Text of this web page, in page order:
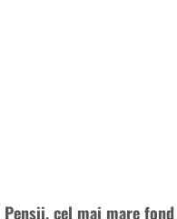
Pensii, cel mai mare